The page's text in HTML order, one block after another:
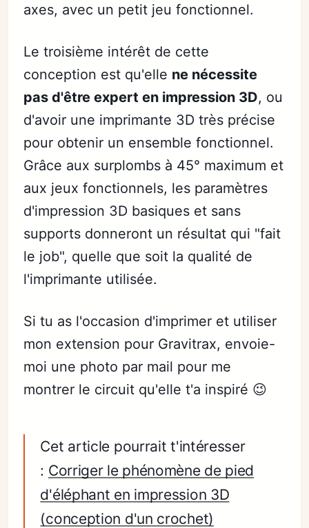
axes, avec un petit jeu fonctionnel.
Le troisième intérêt de cette
conception est qu'elle ne nécessite
pas d'être expert en impression 3D, ou
d'avoir une imprimante 3D très précise
pour obtenir un ensemble fonctionnel.
Grâce aux surplombs à 45° maximum et
aux jeux fonctionnels, les paramètres
d'impression 3D basiques et sans
supports donneront un résultat qui "fait
le job", quelle que soit la qualité de
l'imprimante utilisée.
Si tu as l'occasion d'imprimer et utiliser
mon extension pour Gravitrax, envoie-
moi une photo par mail pour me
montrer le circuit qu'elle t'a inspiré 😉
Cet article pourrait t'intéresser
: Corriger le phénomène de pied
d'éléphant en impression 3D
(conception d'un crochet)